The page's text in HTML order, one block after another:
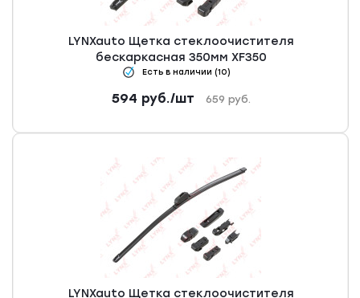
LYNXauto Щетка стеклоочистителя
бескаркасная 350мм XF350
Есть в наличии (10)
594 руб./шт 659 руб.
LYNXauto Щетка стеклоочистителя